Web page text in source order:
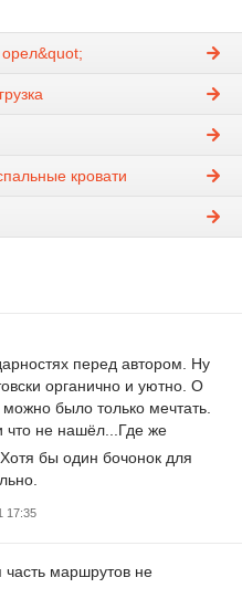
кровати
перед автором. Ну
органично и уютно. О
было только мечтать.
что не нашёл...Где же
Хотя бы один бочонок для
17:35
маршрутов не